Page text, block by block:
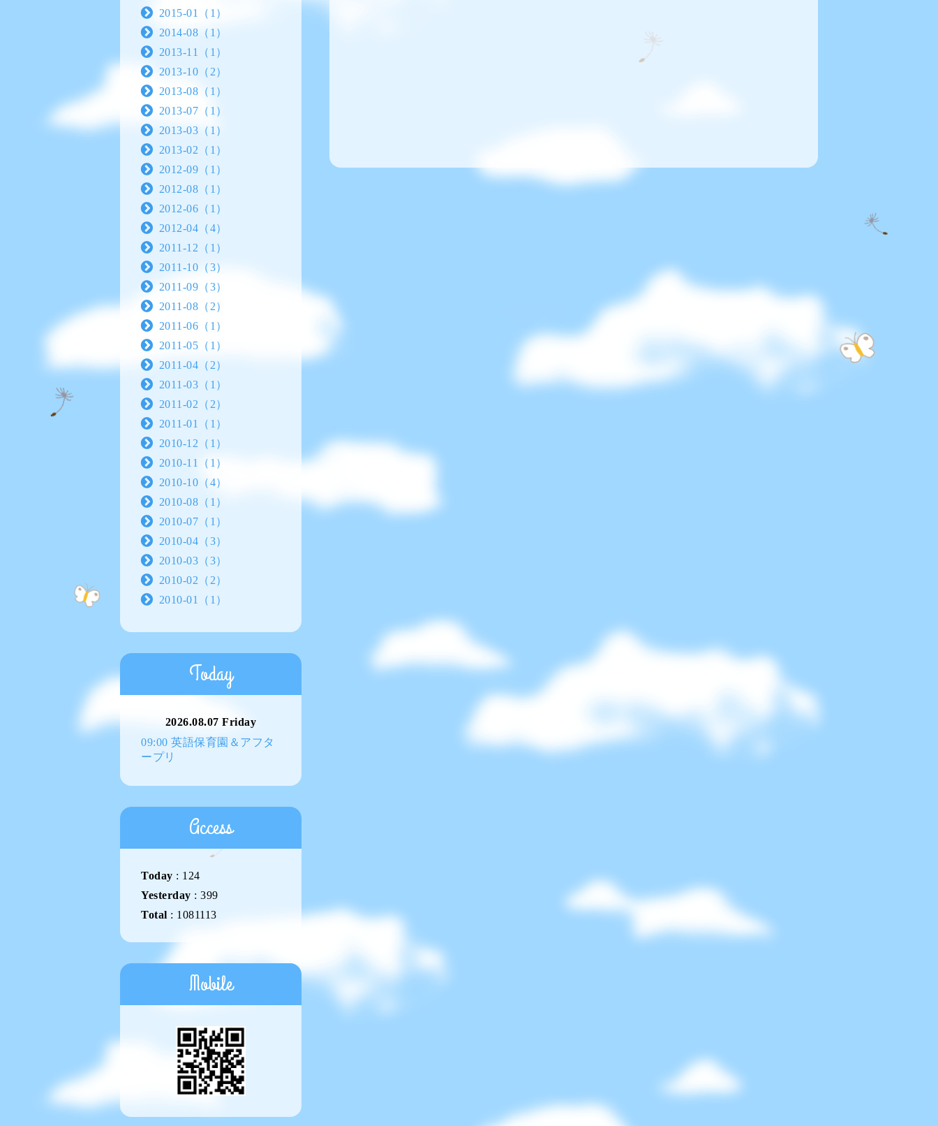
2015-01（1）
2014-08（1）
2013-11（1）
2013-10（2）
2013-08（1）
2013-07（1）
2013-03（1）
2013-02（1）
2012-09（1）
2012-08（1）
2012-06（1）
2012-04（4）
2011-12（1）
2011-10（3）
2011-09（3）
2011-08（2）
2011-06（1）
2011-05（1）
2011-04（2）
2011-03（1）
2011-02（2）
2011-01（1）
2010-12（1）
2010-11（1）
2010-10（4）
2010-08（1）
2010-07（1）
2010-04（3）
2010-03（3）
2010-02（2）
2010-01（1）
Today
2026.08.07 Friday
09:00 英語保育園＆アフタ
ープリ
Access
Today : 124
Yesterday : 399
Total : 1081113
Mobile